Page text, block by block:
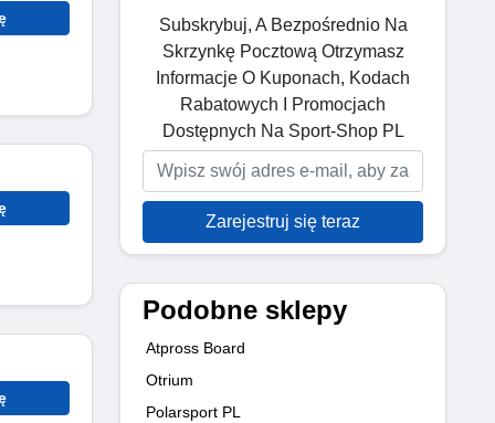
Subskrybuj, A Bezpośrednio Na
Skrzynkę Pocztową Otrzymasz
Informacje O Kuponach, Kodach
Rabatowych I Promocjach
Dostępnych Na Sport-Shop PL
Zarejestruj się teraz
Podobne sklepy
Atpross Board
Otrium
Polarsport PL